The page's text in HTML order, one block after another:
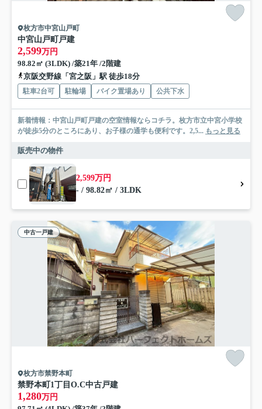
枚方市中宮山戸町
中宮山戸町戸建
2,599万円
98.82㎡ (3LDK) /築21年 /2階建
京阪交野線「宮之阪」駅 徒歩18分
駐車2台可 駐輪場 バイク置場あり 公共下水
新着情報：中宮山戸町戸建の空室情報ならコチラ。枚方市立中宮小学校
が徒歩5分のところにあり、お子様の通学も便利です。2,5... もっと見る
販売中の物件
2,599万円
- / 98.82㎡ / 3LDK
中古一戸建
枚方市禁野本町
禁野本町1丁目O.C中古戸建
1,280万円